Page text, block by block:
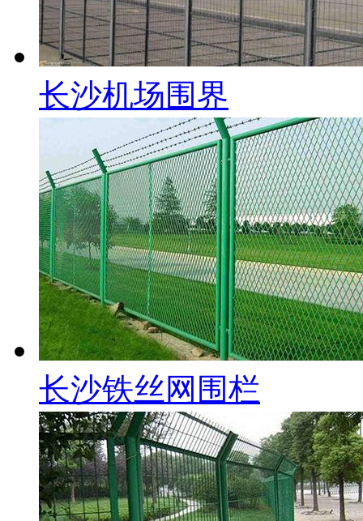
长沙机场围界
长沙铁丝网围栏